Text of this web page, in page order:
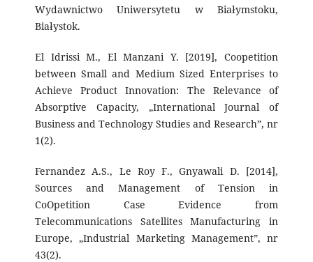
Wydawnictwo Uniwersytetu w Białymstoku,
Białystok.
El Idrissi M., El Manzani Y. [2019], Coopetition
between Small and Medium Sized Enterprises to
Achieve Product Innovation: The Relevance of
Absorptive Capacity, „International Journal of
Business and Technology Studies and Research”, nr
1(2).
Fernandez A.S., Le Roy F., Gnyawali D. [2014],
Sources and Management of Tension in
CoOpetition Case Evidence from
Telecommunications Satellites Manufacturing in
Europe, „Industrial Marketing Management”, nr
43(2).